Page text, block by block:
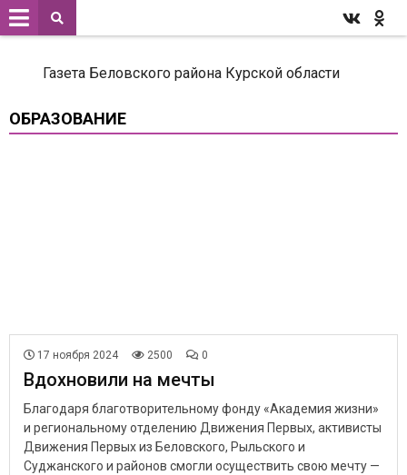
Газета Беловского района Курской области
ОБРАЗОВАНИЕ
17 ноября 2024 2500 0
Вдохновили на мечты
Благодаря благотворительному фонду «Академия жизни»
и региональному отделению Движения Первых, активисты
Движения Первых из Беловского, Рыльского и
Суджанского и районов смогли осуществить свою мечту —